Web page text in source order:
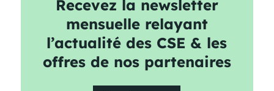
Recevez la newsletter
mensuelle relayant
l’actualité des CSE & les
offres de nos partenaires